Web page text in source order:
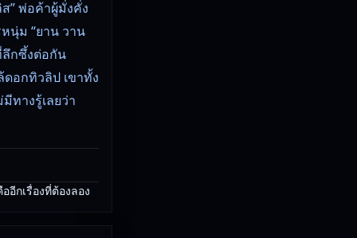
” พ่อค้าผู้มั่งคั่ง
นุ่ม “ยาน วาน
ลึกซึ้งต่อกัน
อกทิวลิป เขาทั้ง
ทางรู้เลยว่า
กเรื่องที่ต้องลอง